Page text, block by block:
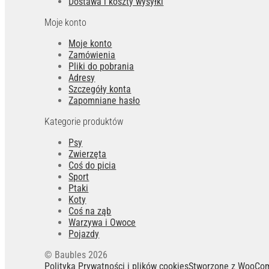
Moje konto
Moje konto
Zamówienia
Pliki do pobrania
Adresy
Szczegóły konta
Zapomniane hasło
Kategorie produktów
Psy
Zwierzęta
Coś do picia
Sport
Ptaki
Koty
Coś na ząb
Warzywa i Owoce
Pojazdy
© Baubles 2026
Polityka Prywatności i plików cookiesStworzone z